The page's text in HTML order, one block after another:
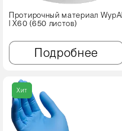
Протирочный материал WypAl
l X60 (650 листов)
Подробнее
Хит